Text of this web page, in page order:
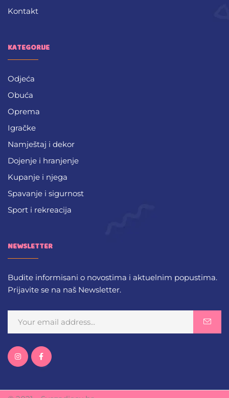
Kontakt
KATEGORIJE
Odjeća
Obuća
Oprema
Igračke
Namještaj i dekor
Dojenje i hranjenje
Kupanje i njega
Spavanje i sigurnost
Sport i rekreacija
NEWSLETTER
Budite informisani o novostima i aktuelnim popustima.
Prijavite se na naš Newsletter.